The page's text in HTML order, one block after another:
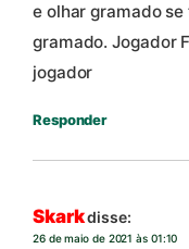
e olhar gramado
gramado. Jogador
jogador
Responder
Skarkdisse:
26 de maio de 2021 às 01:10